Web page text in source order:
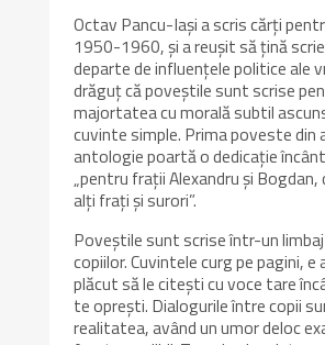
Octav Pancu-Iași a scris cărți
1950-1960, și a reușit să țină
departe de influențele politice ale
drăguț că poveștile sunt scrise
majortatea cu morală subtil
cuvinte simple. Prima poveste din
antologie poartă o dedicație
„pentru frații Alexandru și Bogdan,
alți frați și surori”.
Poveștile sunt scrise într-un
copiilor. Cuvintele curg pe pagini,
plăcut să le citești cu voce tare
te oprești. Dialogurile între copii
realitatea, având un umor deloc